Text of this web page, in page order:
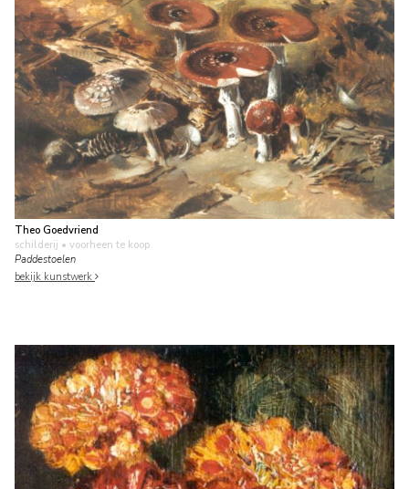
Theo Goedvriend
schilderij • voorheen te koop
Paddestoelen
bekijk kunstwerk